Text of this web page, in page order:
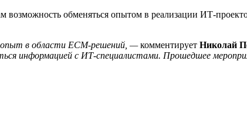
обменяться опытом в реализации ИТ-
опыт в области ЕСМ-решений, —комментирует Николай
информацией с ИТ-специалистами. Прошедшее